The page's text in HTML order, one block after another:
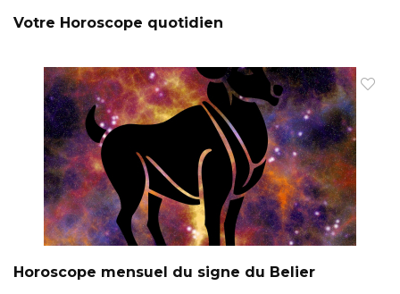
Votre Horoscope quotidien
Horoscope mensuel du signe du Belier